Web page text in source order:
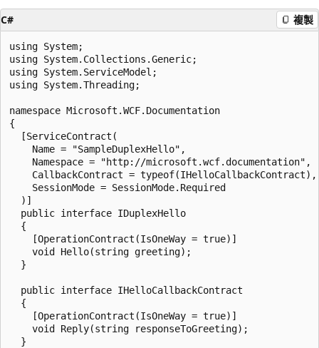
C# 複製
using System;
using System.Collections.Generic;
using System.ServiceModel;
using System.Threading;
namespace Microsoft.WCF.Documentation
{
  [ServiceContract(
    Name = "SampleDuplexHello",
    Namespace = "http://microsoft.wcf.documentation",
    CallbackContract = typeof(IHelloCallbackContract),
    SessionMode = SessionMode.Required
  )]
  public interface IDuplexHello
  {
    [OperationContract(IsOneWay = true)]
    void Hello(string greeting);
  }
  public interface IHelloCallbackContract
  {
    [OperationContract(IsOneWay = true)]
    void Reply(string responseToGreeting);
  }